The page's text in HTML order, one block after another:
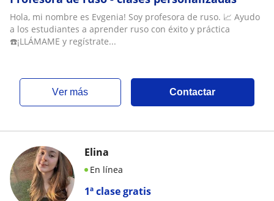
Hola, mi nombre es Evgenia! Soy profesora de ruso. 📈 Ayudo
a los estudiantes a aprender ruso con éxito y práctica
☎️¡LLÁMAME y regístrate...
ver más Contactar
1ª clase gratis
Elina
En línea